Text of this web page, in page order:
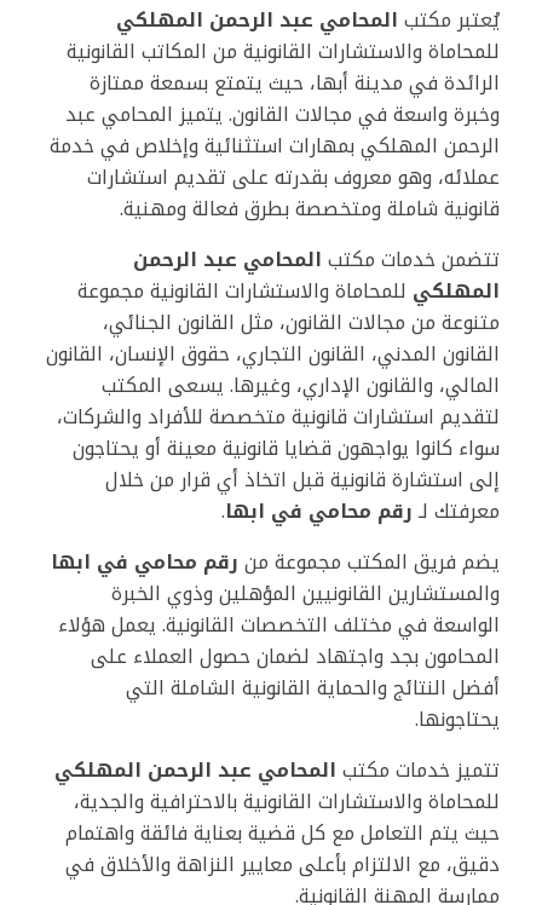
يُعتبر مكتبالمحامي عبد الرحمن المهلكي
للمحاماة والاستشارات القانونية من المكاتب القانونية
الرائدة في مدينة أبها، حيث يتمتع بسمعة ممتازة
وخبرة واسعة في مجالات القانون. يتميز المحامي عبد
الرحمن المهلكي بمهارات استثنائية وإخلاص في خدمة
عملائه، وهو معروف بقدرته على تقديم استشارات
قانونية شاملة ومتخصصة بطرق فعالة ومهنية.
تتضمن خدمات مكتبالمحامي عبد الرحمن
المهلكي للمحاماة والاستشارات القانونية مجموعة
متنوعة من مجالات القانون، مثل القانون الجنائي،
القانون المدني، القانون التجاري، حقوق الإنسان، القانون
المالي، والقانون الإداري، وغيرها. يسعى المكتب
لتقديم استشارات قانونية متخصصة للأفراد والشركات،
سواء كانوا يواجهون قضايا قانونية معينة أو يحتاجون
إلى استشارة قانونية قبل اتخاذ أي قرار من خلال
معرفتك لـرقم محامي في ابها.
يضم فريق المكتب مجموعة منرقم محامي في ابها
والمستشارين القانونيين المؤهلين وذوي الخبرة
الواسعة في مختلف التخصصات القانونية. يعمل هؤلاء
المحامون بجد واجتهاد لضمان حصول العملاء على
أفضل النتائج والحماية القانونية الشاملة التي
يحتاجونها.
تتميز خدمات مكتبالمحامي عبد الرحمن المهلكي
للمحاماة والاستشارات القانونية بالاحترافية والجدية،
حيث يتم التعامل مع كل قضية بعناية فائقة واهتمام
دقيق، مع الالتزام بأعلى معايير النزاهة والأخلاق في
ممارسة المهنة القانونية.